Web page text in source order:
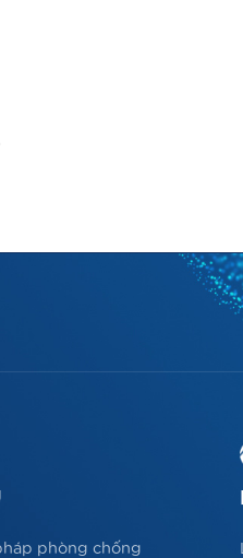
phòng chống